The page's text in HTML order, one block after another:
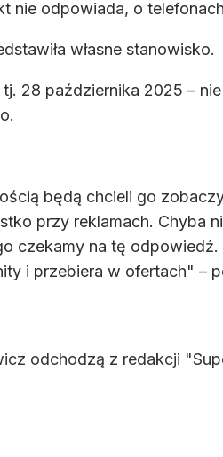
odpowiada, o
własne stanowisko.
28 października 2025 –
będą chcieli go
przy reklamach. Chyba
czekamy na tę
i przebiera w ofertach" –
odchodzą z redakcji